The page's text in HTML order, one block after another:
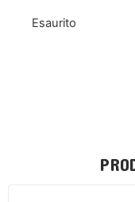
Esaurito